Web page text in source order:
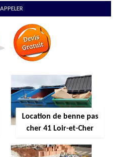
Location de benne pas
cher 41 Loir-et-Cher